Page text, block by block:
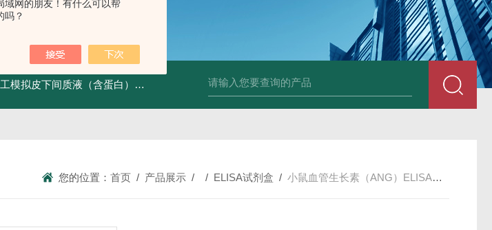
域网的朋友！有什么可以帮
吗？
模拟皮下间质液（含蛋白） FITC标记小鼠抗His tag 组织细胞固定液（8％，PFA） 总胆汁酸（TBA）质
您的位置：首页 / 产品展示 / / ELISA试剂盒 /小鼠血管生长素（ANG）ELISA试剂盒